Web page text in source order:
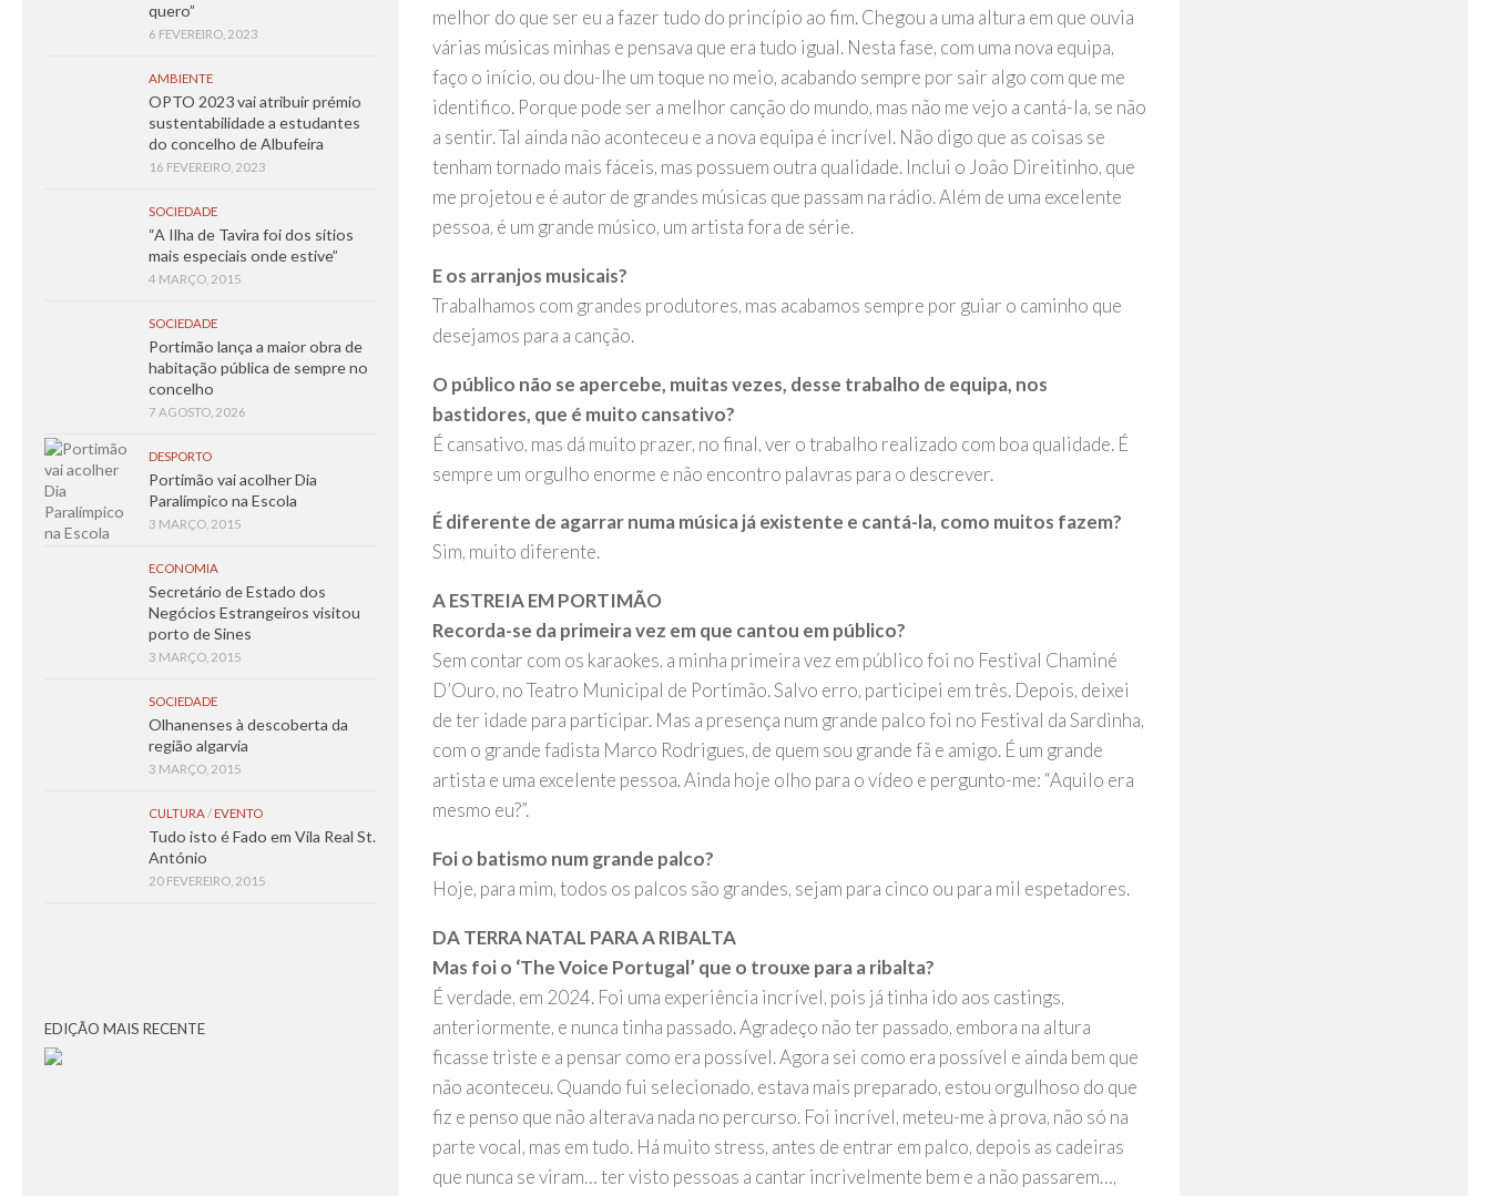
melhor do que ser eu a fazer tudo do princípio ao fim. Chegou a uma altura em que ouvia
várias músicas minhas e pensava que era tudo igual. Nesta fase, com uma nova equipa,
faço o início, ou dou-lhe um toque no meio, acabando sempre por sair algo com que me
identifico. Porque pode ser a melhor canção do mundo, mas não me vejo a cantá-la, se não
a sentir. Tal ainda não aconteceu e a nova equipa é incrível. Não digo que as coisas se
tenham tornado mais fáceis, mas possuem outra qualidade. Inclui o João Direitinho, que
me projetou e é autor de grandes músicas que passam na rádio. Além de uma excelente
pessoa, é um grande músico, um artista fora de série.
E os arranjos musicais?
Trabalhamos com grandes produtores, mas acabamos sempre por guiar o caminho que
desejamos para a canção.
O público não se apercebe, muitas vezes, desse trabalho de equipa, nos
bastidores, que é muito cansativo?
É cansativo, mas dá muito prazer, no final, ver o trabalho realizado com boa qualidade. É
sempre um orgulho enorme e não encontro palavras para o descrever.
É diferente de agarrar numa música já existente e cantá-la, como muitos fazem?
Sim, muito diferente.
A ESTREIA EM PORTIMÃO
Recorda-se da primeira vez em que cantou em público?
Sem contar com os karaokes, a minha primeira vez em público foi no Festival Chaminé
D’Ouro, no Teatro Municipal de Portimão. Salvo erro, participei em três. Depois, deixei
de ter idade para participar. Mas a presença num grande palco foi no Festival da Sardinha,
com o grande fadista Marco Rodrigues, de quem sou grande fã e amigo. É um grande
artista e uma excelente pessoa. Ainda hoje olho para o vídeo e pergunto-me: “Aquilo era
mesmo eu?”.
Foi o batismo num grande palco?
Hoje, para mim, todos os palcos são grandes, sejam para cinco ou para mil espetadores.
DA TERRA NATAL PARA A RIBALTA
Mas foi o ‘The Voice Portugal’ que o trouxe para a ribalta?
É verdade, em 2024. Foi uma experiência incrível, pois já tinha ido aos castings,
anteriormente, e nunca tinha passado. Agradeço não ter passado, embora na altura
ficasse triste e a pensar como era possível. Agora sei como era possível e ainda bem que
não aconteceu. Quando fui selecionado, estava mais preparado, estou orgulhoso do que
fiz e penso que não alterava nada no percurso. Foi incrível, meteu-me à prova, não só na
parte vocal, mas em tudo. Há muito stress, antes de entrar em palco, depois as cadeiras
que nunca se viram… ter visto pessoas a cantar incrivelmente bem e a não passarem…,
quero”
6 FEVEREIRO, 2023
AMBIENTE
OPTO 2023 vai atribuir prémio
sustentabilidade a estudantes
do concelho de Albufeira
16 FEVEREIRO, 2023
SOCIEDADE
“A Ilha de Tavira foi dos sítios
mais especiais onde estive”
4 MARÇO, 2015
SOCIEDADE
Portimão lança a maior obra de
habitação pública de sempre no
concelho
7 AGOSTO, 2026
DESPORTO
Portimão vai acolher Dia
Paralímpico na Escola
3 MARÇO, 2015
ECONOMIA
Secretário de Estado dos
Negócios Estrangeiros visitou
porto de Sines
3 MARÇO, 2015
SOCIEDADE
Olhanenses à descoberta da
região algarvia
3 MARÇO, 2015
CULTURA/ EVENTO
Tudo isto é Fado em Vila Real St.
António
20 FEVEREIRO, 2015
EDIÇÃO MAIS RECENTE